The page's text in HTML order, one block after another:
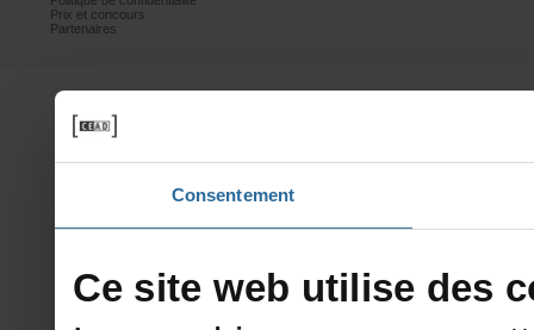
Consentement
Prixetconcours
Partenaires